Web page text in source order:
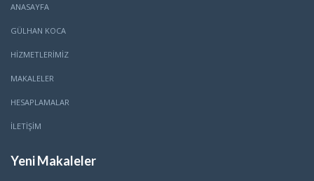
ANASAYFA
GÜLHAN KOCA
HİZMETLERİMİZ
MAKALELER
HESAPLAMALAR
İLETİŞİM
Yeni Makaleler